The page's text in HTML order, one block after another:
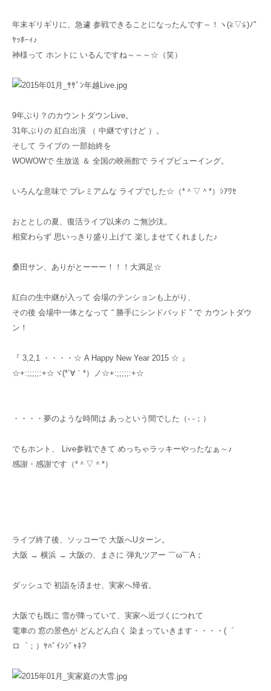
年末ギリギリに、急遽 参戦できることになったんです～！ヽ(≧▽≦)ﾉ"
ﾔｯﾎｰｨ♪
神様って ホントに いるんですね～～～☆（笑）
9年ぶり？のカウントダウンLive。
31年ぶりの 紅白出演 （ 中継ですけど ）。
そして ライブの 一部始終を
WOWOWで 生放送 ＆ 全国の映画館で ライブビューイング。
いろんな意味で プレミアムな ライブでした☆（*＾▽＾*）ｼｱﾜｾ
おととしの夏、復活ライブ以来の ご無沙汰。
相変わらず 思いっきり盛り上げて 楽しませてくれました♪
桑田サン、ありがとーーー！！！大満足☆
紅白の生中継が入って 会場のテンションも上がり、
その後 会場中一体となって “ 勝手にシンドバッド ” で カウントダウ
ン！
『 3,2,1 ・・・・☆ A Happy New Year 2015 ☆ 』
☆+:;;;;;:+☆ヾ(*´∀｀*）ノ☆+:;;;;;:+☆
・・・・夢のような時間は あっという間でした（- -；）
でもホント、 Live参戦できて めっちゃラッキーやったなぁ～♪
感謝・感謝です（*＾▽＾*）
ライブ終了後、ソッコーで 大阪へUターン。
大阪 → 横浜 → 大阪の、まさに 弾丸ツアー ￣ω￣A；
ダッシュで 初詣を済ませ、実家へ帰省。
大阪でも既に 雪が降っていて、実家へ近づくにつれて
電車の 窓の景色が どんどん白く 染まっていきます・・・・(゜
ロ゜；）ﾔﾊﾞｲﾝｼﾞｬﾈ?